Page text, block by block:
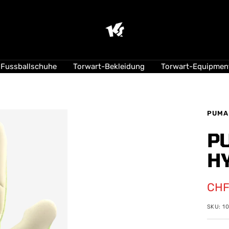
Suisse
Fussballschuhe Torwart-Bekleidung Torwart-
PUMA
SKU: